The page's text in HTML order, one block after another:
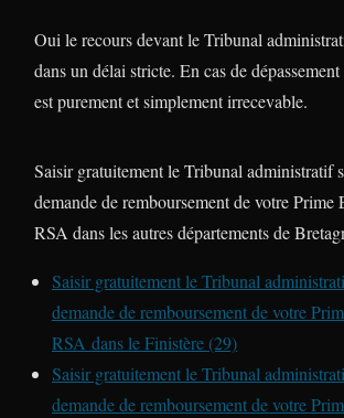
Oui le recours devant le Tribunal
dans un délai stricte. En cas de
est purement et simplement irrecevable.
Saisir gratuitement le Tribunal administratif
demande de remboursement de votre Prime
RSA dans les autres départements de
Saisir gratuitement le Tribunal
demande de remboursement de votre
RSA dans le Finistère (29)
Saisir gratuitement le Tribunal
demande de remboursement de votre